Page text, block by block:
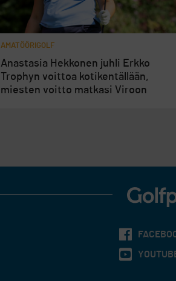
AMATÖÖRIGOLF
Anastasia Hekkonen juhli Erkko
Trophyn voittoa kotikentällään,
miesten voitto matkasi Viroon